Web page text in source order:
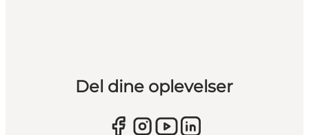
Del dine oplevelser